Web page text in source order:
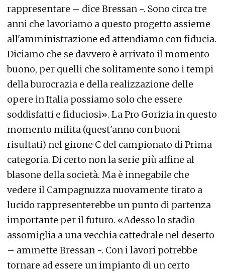
rappresentare – dice Bressan -. Sono circa tre
anni che lavoriamo a questo progetto assieme
all'amministrazione ed attendiamo con fiducia.
Diciamo che se davvero è arrivato il momento
buono, per quelli che solitamente sono i tempi
della burocrazia e della realizzazione delle
opere in Italia possiamo solo che essere
soddisfatti e fiduciosi». La Pro Gorizia in questo
momento milita (quest'anno con buoni
risultati) nel girone C del campionato di Prima
categoria. Di certo non la serie più affine al
blasone della società. Ma è innegabile che
vedere il Campagnuzza nuovamente tirato a
lucido rappresenterebbe un punto di partenza
importante per il futuro. «Adesso lo stadio
assomiglia a una vecchia cattedrale nel deserto
– ammette Bressan -. Con i lavori potrebbe
tornare ad essere un impianto di un certo